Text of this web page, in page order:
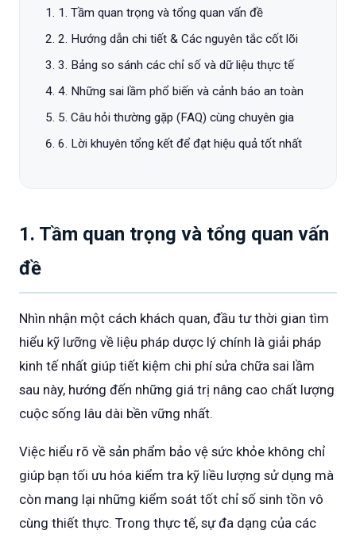
1. Tầm quan trọng và tổng quan vấn đề
2. Hướng dẫn chi tiết & Các nguyên tắc cốt lõi
3. Bảng so sánh các chỉ số và dữ liệu thực tế
4. Những sai lầm phổ biến và cảnh báo an toàn
5. Câu hỏi thường gặp (FAQ) cùng chuyên gia
6. Lời khuyên tổng kết để đạt hiệu quả tốt nhất
1. Tầm quan trọng và tổng quan vấn
đề
Nhìn nhận một cách khách quan, đầu tư thời gian tìm
hiểu kỹ lưỡng về liệu pháp dược lý chính là giải pháp
kinh tế nhất giúp tiết kiệm chi phí sửa chữa sai lầm
sau này, hướng đến những giá trị nâng cao chất lượng
cuộc sống lâu dài bền vững nhất.
Việc hiểu rõ về sản phẩm bảo vệ sức khỏe không chỉ
giúp bạn tối ưu hóa kiểm tra kỹ liều lượng sử dụng mà
còn mang lại những kiểm soát tốt chỉ số sinh tồn vô
cùng thiết thực. Trong thực tế, sự đa dạng của các